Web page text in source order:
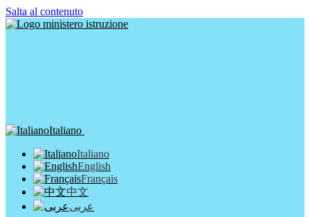
Salta al contenuto
Italiano
Italiano
English
Français
中文
عربى